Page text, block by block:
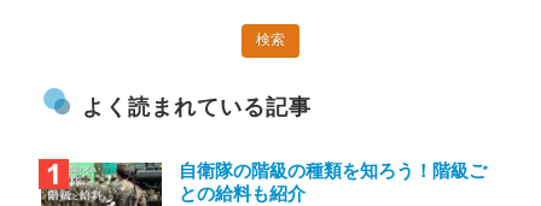
よく読まれている記事
自衛隊の階級の種類を知ろう！階級ご
との給料も紹介